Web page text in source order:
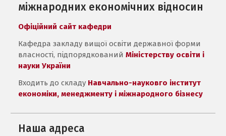
міжнародних економічних відносин
Офіційний сайт кафедри
Кафедра закладу вищої освіти державної форми
власності, підпорядкованийМіністерству освіти і
науки України
Входить до складу Навчально-науковго інститут
економіки, менеджменту і міжнародного бізнесу
Наша адреса